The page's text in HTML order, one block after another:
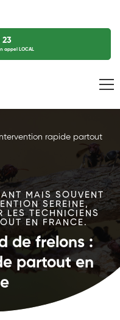
23
appel LOCAL
rapide partout
MAIS SOUVENT
SEREINE,
LES TECHNICIENS
EN FRANCE.
de frelons :
partout en